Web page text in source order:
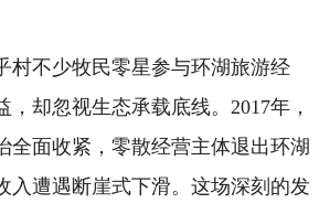
不少牧民零星参与环湖旅游经
，却忽视生态承载底线。2017年，
全面收紧，零散经营主体退出环湖
入遭遇断崖式下滑。这场深刻的发